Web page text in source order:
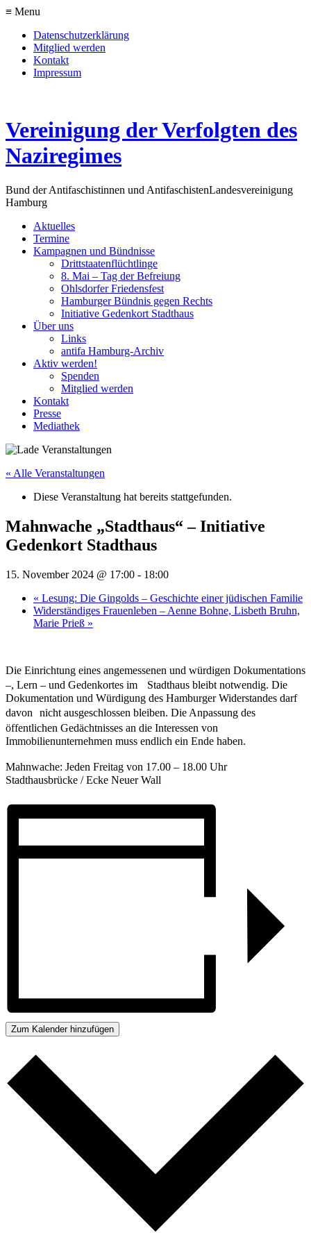
≡ Menu
Datenschutzerklärung
Mitglied werden
Kontakt
Impressum
Vereinigung der Verfolgten des
Naziregimes
Bund der Antifaschistinnen und AntifaschistenLandesvereinigung
Hamburg
Aktuelles
Termine
Kampagnen und Bündnisse
Drittstaatenflüchtlinge
8. Mai – Tag der Befreiung
Ohlsdorfer Friedensfest
Hamburger Bündnis gegen Rechts
Initiative Gedenkort Stadthaus
Über uns
Links
antifa Hamburg-Archiv
Aktiv werden!
Spenden
Mitglied werden
Kontakt
Presse
Mediathek
« Alle Veranstaltungen
Diese Veranstaltung hat bereits stattgefunden.
Mahnwache „Stadthaus“ – Initiative
Gedenkort Stadthaus
15. November 2024 @ 17:00 - 18:00
« Lesung: Die Gingolds – Geschichte einer jüdischen Familie
Widerständiges Frauenleben – Aenne Bohne, Lisbeth Bruhn,
Marie Prieß »
Die Einrichtung eines angemessenen und würdigen Dokumentations
–, Lern – und Gedenkortes im Stadthaus bleibt notwendig. Die
Dokumentation und Würdigung des Hamburger Widerstandes darf
davon nicht ausgeschlossen bleiben. Die Anpassung des
öffentlichen Gedächtnisses an die Interessen von
Immobilienunternehmen muss endlich ein Ende haben.
Mahnwache: Jeden Freitag von 17.00 – 18.00 Uhr
Stadthausbrücke / Ecke Neuer Wall
Zum Kalender hinzufügen